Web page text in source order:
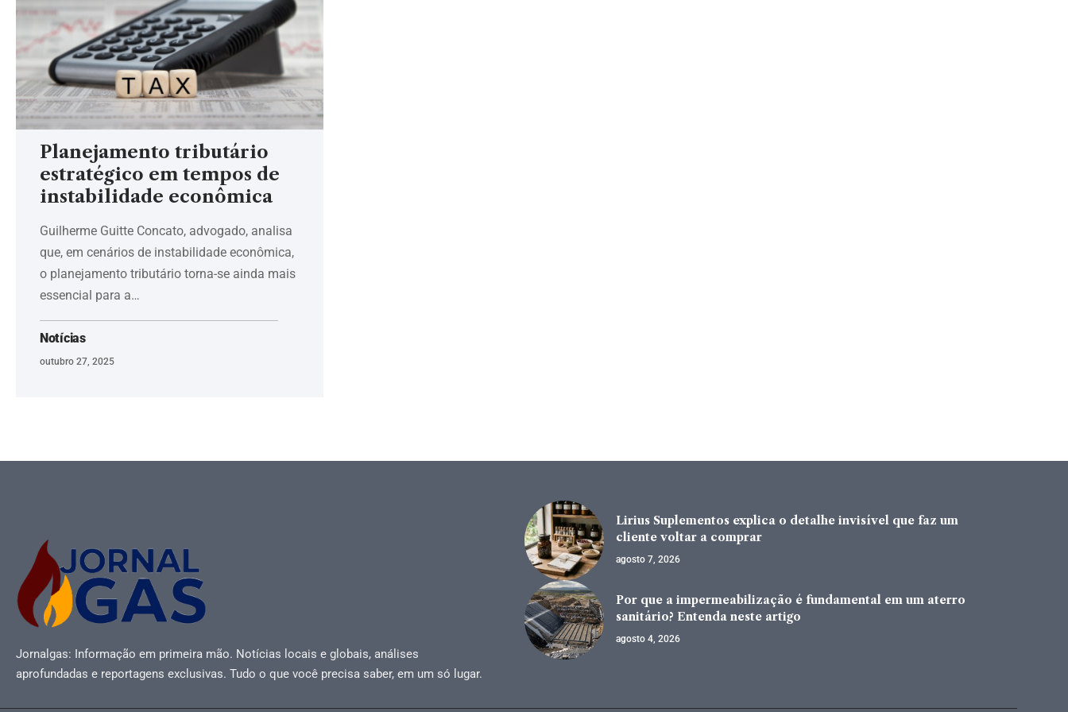
Planejamento tributário
estratégico em tempos de
instabilidade econômica
Guilherme Guitte Concato, advogado, analisa
que, em cenários de instabilidade econômica,
o planejamento tributário torna-se ainda mais
essencial para a…
Notícias
outubro 27, 2025
Jornalgas: Informação em primeira mão. Notícias locais e globais, análises
aprofundadas e reportagens exclusivas. Tudo o que você precisa saber, em um só lugar.
Lirius Suplementos explica o detalhe invisível que faz um
cliente voltar a comprar
agosto 7, 2026
Por que a impermeabilização é fundamental em um aterro
sanitário? Entenda neste artigo
agosto 4, 2026